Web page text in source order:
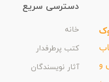
و
دسترسی سریع
خانه
کتب پرطرفدار
آثار نویسندگان